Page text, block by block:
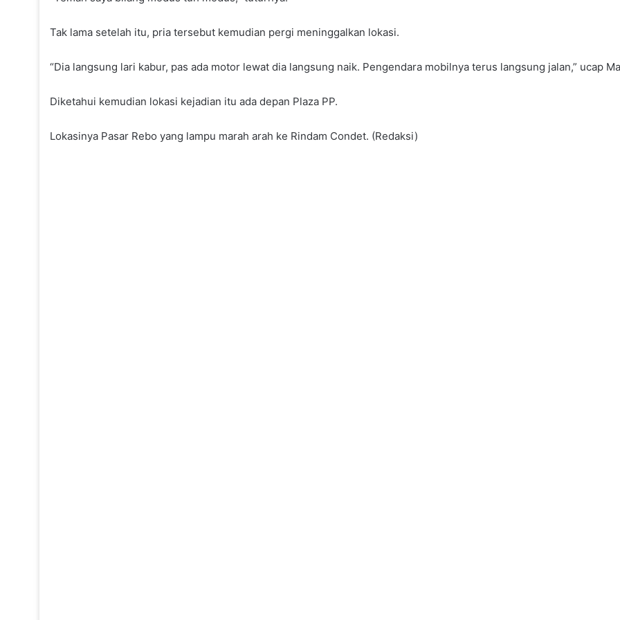
Tak lama setelah itu, pria tersebut kemudian pergi meninggalkan lokasi.
“Dia langsung lari kabur, pas ada motor lewat dia langsung naik. Pengendara mobilnya terus langsung jalan,” ucap
Diketahui kemudian lokasi kejadian itu ada depan Plaza PP.
Lokasinya Pasar Rebo yang lampu marah arah ke Rindam Condet. (Redaksi)